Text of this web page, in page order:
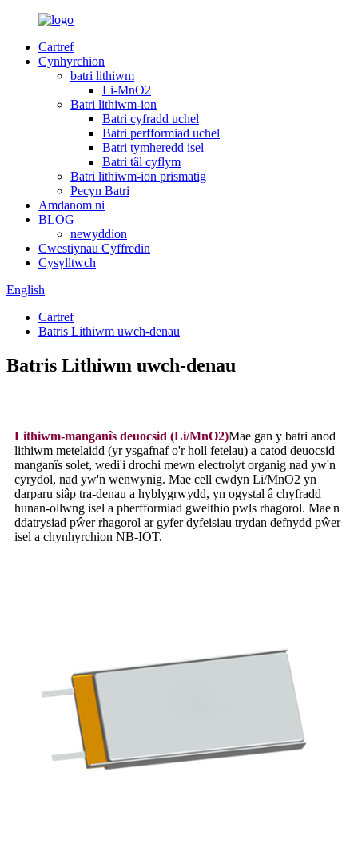
Cartref
Cynhyrchion
batri lithiwm
Li-MnO2
Batri lithiwm-ion
Batri cyfradd uchel
Batri perfformiad uchel
Batri tymheredd isel
Batri tâl cyflym
Batri lithiwm-ion prismatig
Pecyn Batri
Amdanom ni
BLOG
newyddion
Cwestiynau Cyffredin
Cysylltwch
English
Cartref
Batris Lithiwm uwch-denau
Batris Lithiwm uwch-denau
Lithiwm-manganîs deuocsid (Li/MnO2)Mae gan y batri anod
lithiwm metelaidd (yr ysgafnaf o'r holl fetelau) a catod deuocsid
manganîs solet, wedi'i drochi mewn electrolyt organig nad yw'n
cyrydol, nad yw'n wenwynig. Mae cell cwdyn Li/MnO2 yn
darparu siâp tra-denau a hyblygrwydd, yn ogystal â chyfradd
hunan-ollwng isel a pherfformiad gweithio pwls rhagorol. Mae'n
ddatrysiad pŵer rhagorol ar gyfer dyfeisiau trydan defnydd pŵer
isel a chynhyrchion NB-IOT.